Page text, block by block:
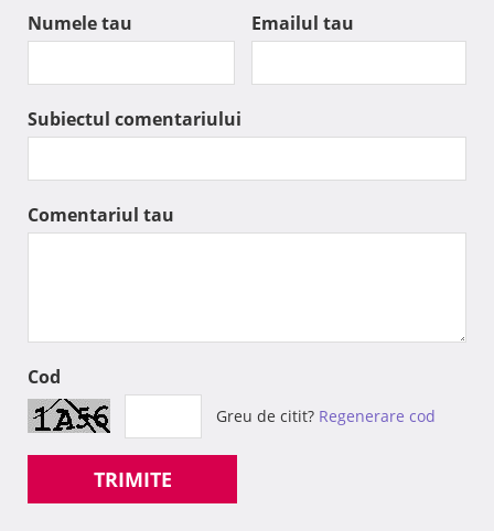
Numele tau Emailul tau
Subiectul comentariului
Comentariul tau
Cod
Greu de citit? Regenerare cod
TRIMITE